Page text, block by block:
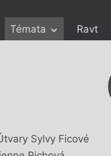
Témata Ravt
Sylvy Ficové